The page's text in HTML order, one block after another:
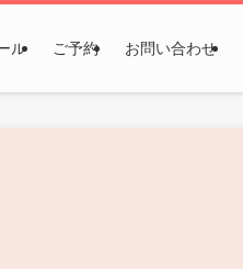
ル ご予約 お問い合わせ